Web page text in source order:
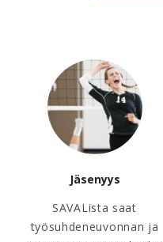
Jäsenyys
SAVALista saat
työsuhdeneuvonnan ja